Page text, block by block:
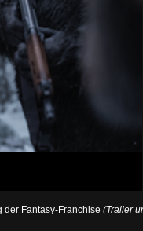
der Fantasy-Franchise (Trailer